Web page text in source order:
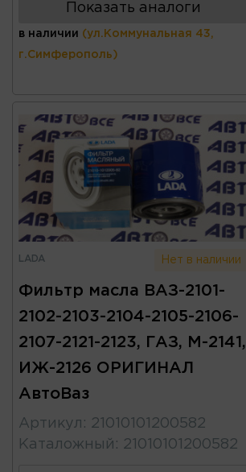
LADA Нет в наличии
Фильтр масла ВАЗ-2101-
2102-2103-2104-2105-2106-
2107-2121-2123, ГАЗ, М-2141,
ИЖ-2126 ОРИГИНАЛ
АвтоВаз
Артикул : 21010101200582
Каталожный : 21010101200582
Показать аналоги
в наличии (ул.Коммунальная 43,
г.Симферополь)